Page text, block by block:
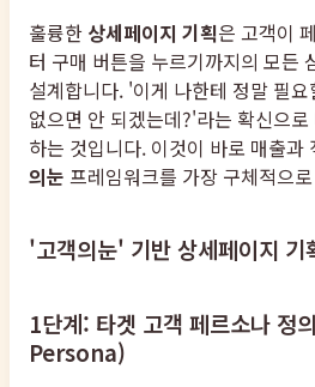
훌륭한 상세페이지 기획은 고객이
터 구매 버튼을 누르기까지의 모든
설계합니다. '이게 나한테 정말 필
없으면 안 되겠는데?'라는 확신으
하는 것입니다. 이것이 바로 매출과
의눈 프레임워크를 가장 구체적으
'고객의눈' 기반 상세페이지 기
1단계: 타겟 고객 페르소나
Persona)